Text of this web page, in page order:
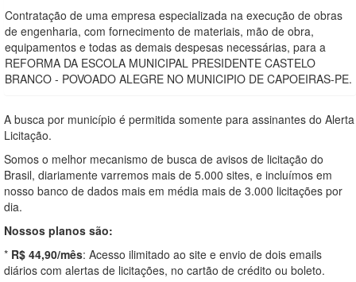
Contratação de uma empresa especializada na execução de obras
de engenharia, com fornecimento de materiais, mão de obra,
equipamentos e todas as demais despesas necessárias, para a
REFORMA DA ESCOLA MUNICIPAL PRESIDENTE CASTELO
BRANCO - POVOADO ALEGRE NO MUNICIPIO DE CAPOEIRAS-PE.
A busca por município é permitida somente para assinantes do Alerta
Licitação.
Somos o melhor mecanismo de busca de avisos de licitação do
Brasil, diariamente varremos mais de 5.000 sites, e incluímos em
nosso banco de dados mais em média mais de 3.000 licitações por
dia.
Nossos planos são:
* R$ 44,90/mês: Acesso ilimitado ao site e envio de dois emails
diários com alertas de licitações, no cartão de crédito ou boleto.